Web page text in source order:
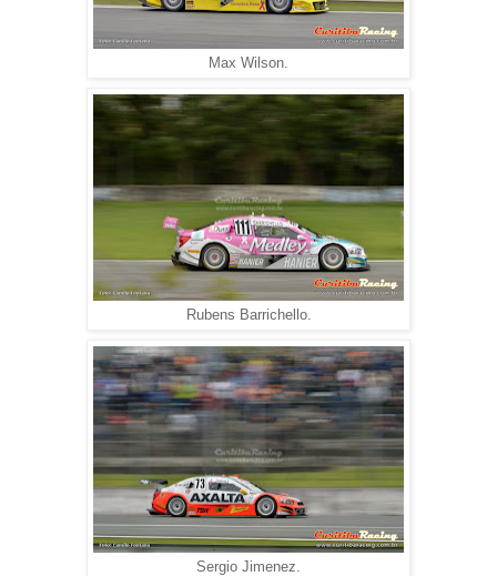
Max Wilson.
Rubens Barrichello.
Sergio Jimenez.